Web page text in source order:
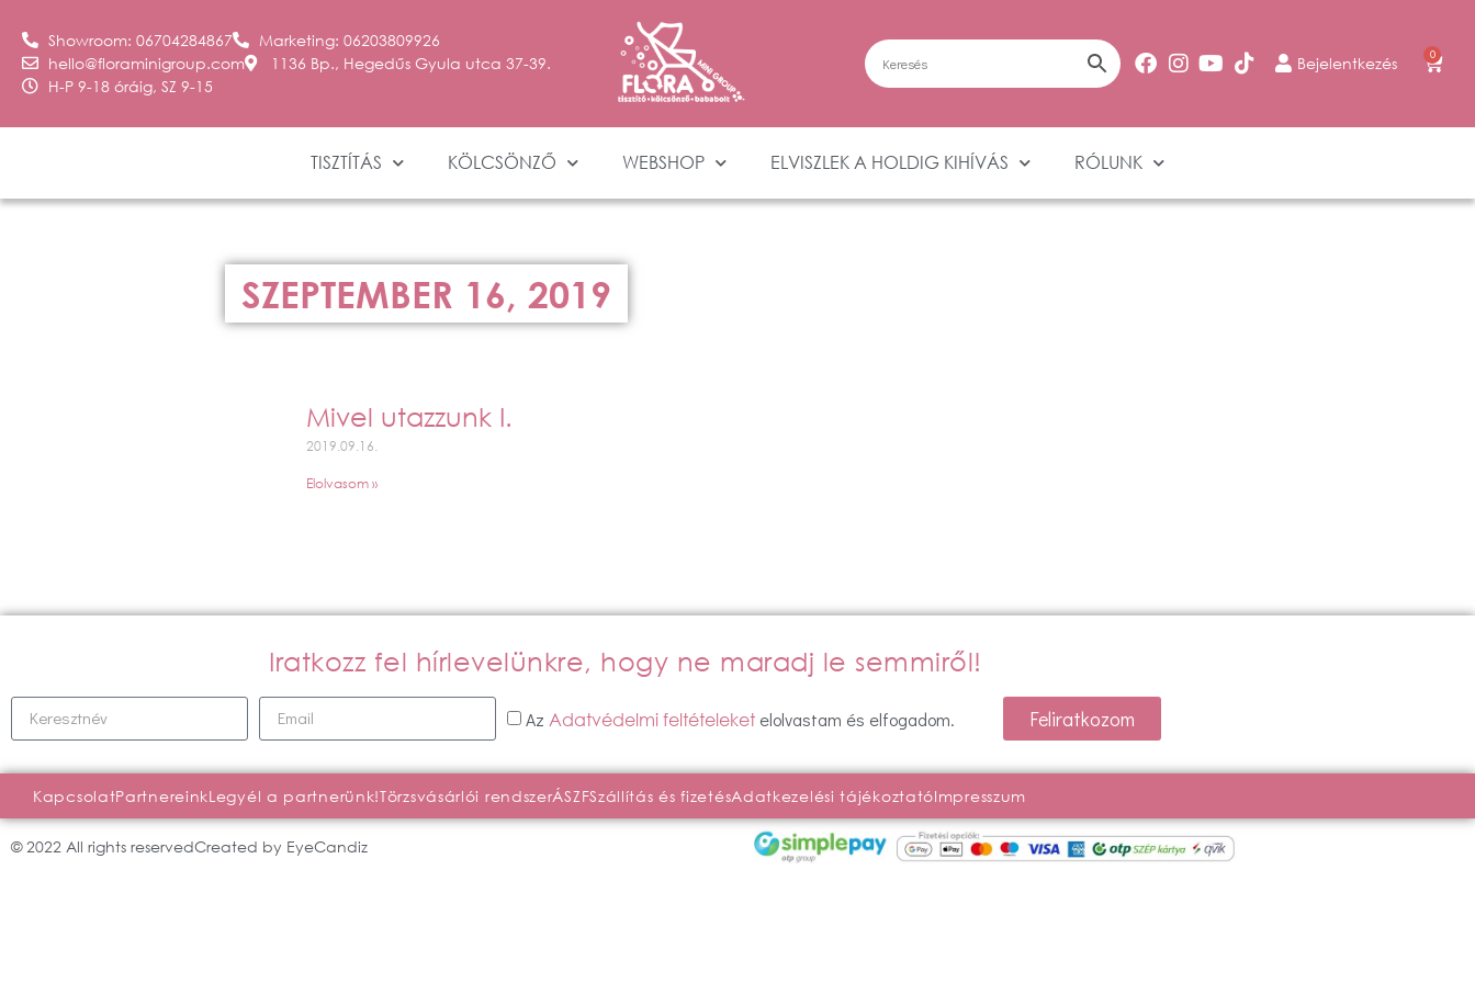
Showroom: 06704284867
Marketing: 06203809926
hello@floraminigroup.com
1136 Bp., Hegedűs Gyula utca 37-39.
H-P 9-18 óráig, SZ 9-15
Bejelentkezés 0
TISZTÍTÁS KÖLCSÖNZŐ WEBSHOP ELVISZLEK A HOLDIG KIHÍVÁS RÓLUNK
SZEPTEMBER 16, 2019
Mivel utazzunk I.
2019.09.16.
Elolvasom »
Iratkozz fel hírlevelünkre, hogy ne maradj le semmiről!
Az Adatvédelmi feltételeket elolvastam és elfogadom. Feliratkozom
KapcsolatPartnereinkLegyél a partnerünk!Törzsvásárlói rendszerÁSZFSzállítás és fizetésAdatkezelési tájékoztatóImpresszum
© 2022 All rights reservedCreated by EyeCandiz